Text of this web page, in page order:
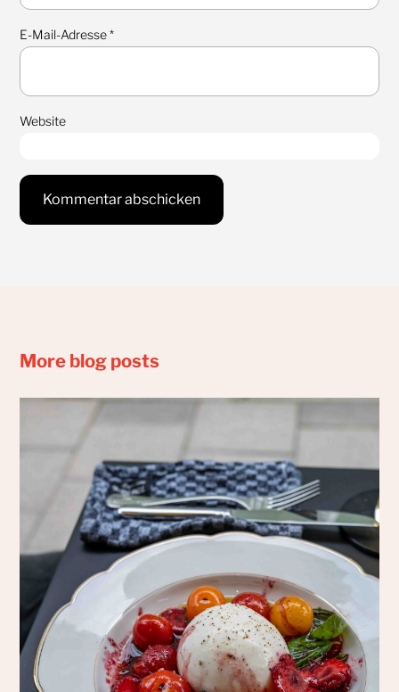
E-Mail-Adresse*
Website
More blog posts